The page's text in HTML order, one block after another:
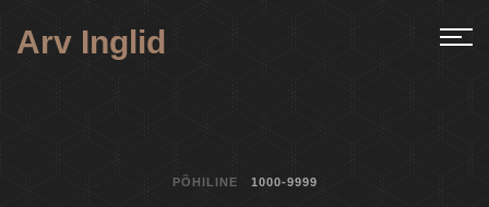
Arv Inglid
PÕHILINE 1000-9999